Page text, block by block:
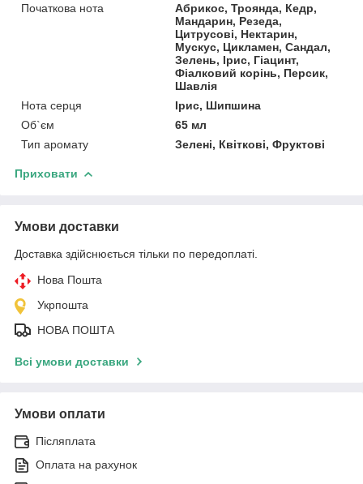
Початкова нота
Абрикос, Троянда, Кедр,
Мандарин, Резеда,
Цитрусові, Нектарин,
Мускус, Цикламен, Сандал,
Зелень, Ірис, Гіацинт,
Фіалковий корінь, Персик,
Шавлія
Нота серця
Ірис, Шипшина
Об`єм
65 мл
Тип аромату
Зелені, Квіткові, Фруктові
Приховати
Умови доставки
Доставка здійснюється тільки по передоплаті.
Нова Пошта
Укрпошта
НОВА ПОШТА
Всі умови доставки
Умови оплати
Післяплата
Оплата на рахунок